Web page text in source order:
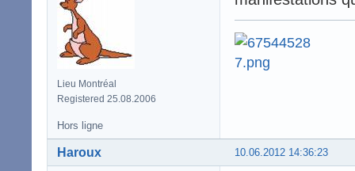
Lieu Montréal
Registered 25.08.2006
Hors ligne
10.06.2012 14:36:23
Haroux